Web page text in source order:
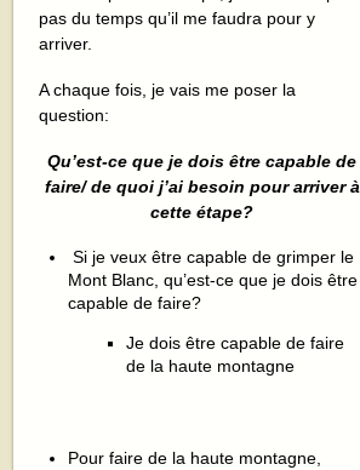
pas du temps qu’il me faudra pour y
arriver.
A chaque fois, je vais me poser la
question:
Qu’est-ce que je dois être capable de
faire/ de quoi j’ai besoin pour arriver à
cette étape?
Si je veux être capable de grimper le
Mont Blanc, qu’est-ce que je dois être
capable de faire?
Je dois être capable de faire
de la haute montagne
Pour faire de la haute montagne,